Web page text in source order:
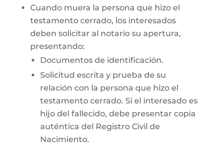
Cuando muera la persona que hizo el
testamento cerrado, los interesados
deben solicitar al notario su apertura,
presentando:
Documentos de identificación.
Solicitud escrita y prueba de su
relación con la persona que hizo el
testamento cerrado. Si el interesado es
hijo del fallecido, debe presentar copia
auténtica del Registro Civil de
Nacimiento.